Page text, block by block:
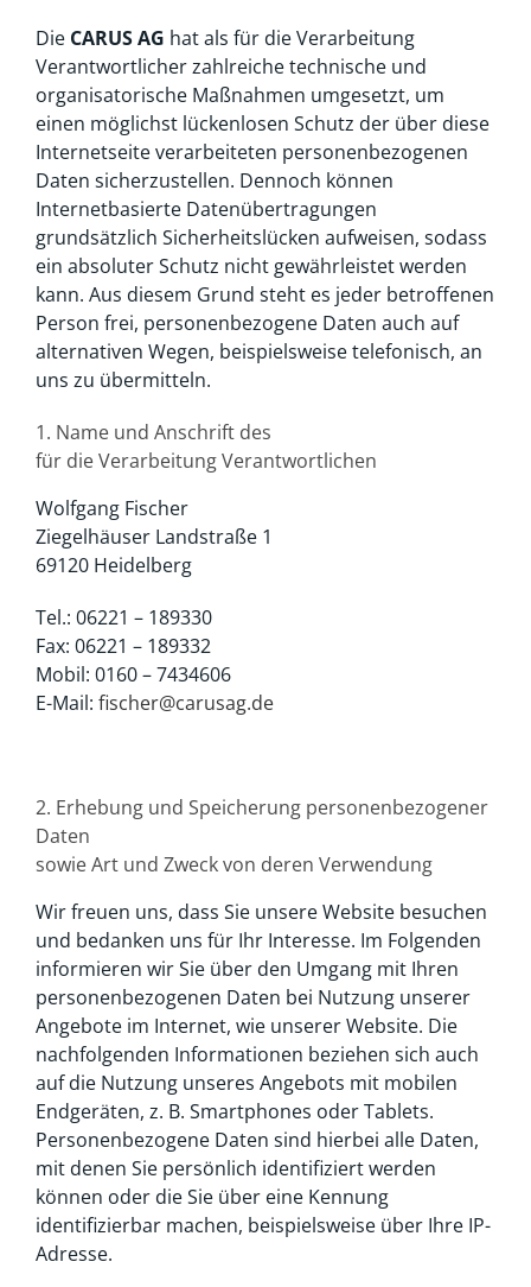
Die CARUS AG hat als für die Verarbeitung
Verantwortlicher zahlreiche technische und
organisatorische Maßnahmen umgesetzt, um
einen möglichst lückenlosen Schutz der über diese
Internetseite verarbeiteten personenbezogenen
Daten sicherzustellen. Dennoch können
Internetbasierte Datenübertragungen
grundsätzlich Sicherheitslücken aufweisen, sodass
ein absoluter Schutz nicht gewährleistet werden
kann. Aus diesem Grund steht es jeder betroffenen
Person frei, personenbezogene Daten auch auf
alternativen Wegen, beispielsweise telefonisch, an
uns zu übermitteln.
1. Name und Anschrift des
für die Verarbeitung Verantwortlichen
Wolfgang Fischer
Ziegelhäuser Landstraße 1
69120 Heidelberg
Tel.: 06221 – 189330
Fax: 06221 – 189332
Mobil: 0160 – 7434606
E-Mail: fischer@carusag.de
2. Erhebung und Speicherung personenbezogener
Daten
sowie Art und Zweck von deren Verwendung
Wir freuen uns, dass Sie unsere Website besuchen
und bedanken uns für Ihr Interesse. Im Folgenden
informieren wir Sie über den Umgang mit Ihren
personenbezogenen Daten bei Nutzung unserer
Angebote im Internet, wie unserer Website. Die
nachfolgenden Informationen beziehen sich auch
auf die Nutzung unseres Angebots mit mobilen
Endgeräten, z. B. Smartphones oder Tablets.
Personenbezogene Daten sind hierbei alle Daten,
mit denen Sie persönlich identifiziert werden
können oder die Sie über eine Kennung
identifizierbar machen, beispielsweise über Ihre IP-
Adresse.